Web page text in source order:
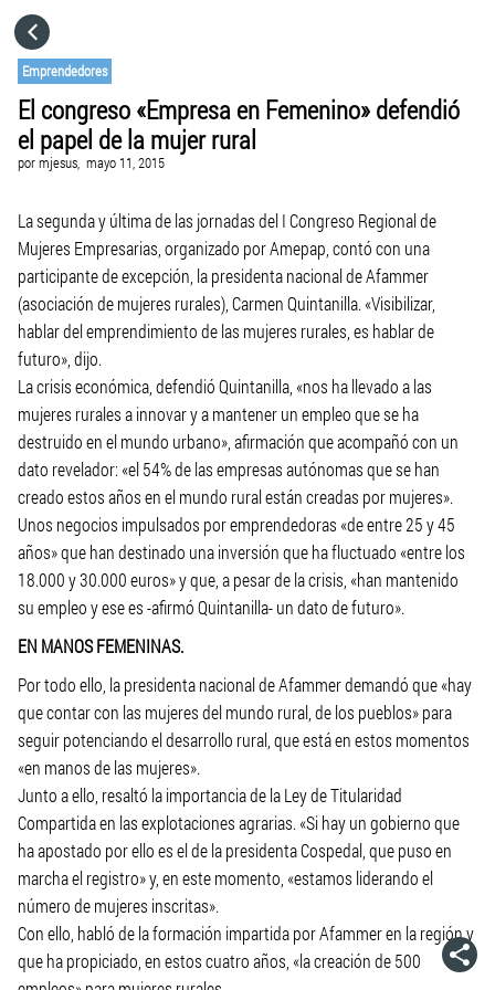
Emprendedores
El congreso «Empresa en Femenino» defendió
el papel de la mujer rural
pormjesus, mayo 11, 2015
La segunda y última de las jornadas del I Congreso Regional de
Mujeres Empresarias, organizado por Amepap, contó con una
participante de excepción, la presidenta nacional de Afammer
(asociación de mujeres rurales), Carmen Quintanilla. «Visibilizar,
hablar del emprendimiento de las mujeres rurales, es hablar de
futuro», dijo.
La crisis económica, defendió Quintanilla, «nos ha llevado a las
mujeres rurales a innovar y a mantener un empleo que se ha
destruido en el mundo urbano», afirmación que acompañó con un
dato revelador: «el 54% de las empresas autónomas que se han
creado estos años en el mundo rural están creadas por mujeres».
Unos negocios impulsados por emprendedoras «de entre 25 y 45
años» que han destinado una inversión que ha fluctuado «entre los
18.000 y 30.000 euros» y que, a pesar de la crisis, «han mantenido
su empleo y ese es -afirmó Quintanilla- un dato de futuro».
EN MANOS FEMENINAS.
Por todo ello, la presidenta nacional de Afammer demandó que «hay
que contar con las mujeres del mundo rural, de los pueblos» para
seguir potenciando el desarrollo rural, que está en estos momentos
«en manos de las mujeres».
Junto a ello, resaltó la importancia de la Ley de Titularidad
Compartida en las explotaciones agrarias. «Si hay un gobierno que
ha apostado por ello es el de la presidenta Cospedal, que puso en
marcha el registro» y, en este momento, «estamos liderando el
número de mujeres inscritas».
Con ello, habló de la formación impartida por Afammer en la región y
que ha propiciado, en estos cuatro años, «la creación de 500
CATEGORÍAS
VISITA EL SITIO WEB